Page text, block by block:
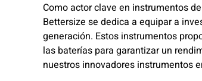
Como actor clave en instrumentos
Bettersize se dedica a equipar a
generación. Estos instrumentos
las baterías para garantizar un
nuestros innovadores instrumentos